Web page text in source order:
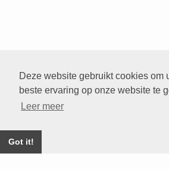
Deze website gebruikt cookies om
beste ervaring op onze website te
Leer meer
Got it!